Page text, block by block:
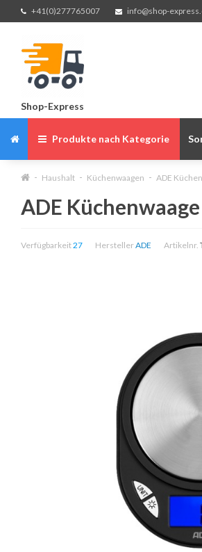
+41(0)277765007 info@shop-
Shop-Express
Produkte nach Kategorie
Haushalt Küchenwaagen ADE
ADE
Verfügbarkeit27 HerstellerADE Artikelnr.